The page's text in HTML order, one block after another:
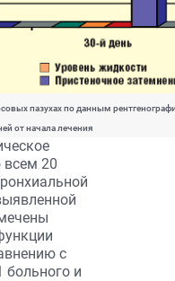
пазухах по данным
от начала лечения
всем 20
с
и